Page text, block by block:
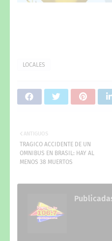
LOCALES
ANTIGUOS
TRAGICO ACCIDENTE DE UN
OMNIBUS EN BRASIL: HAY AL
MENOS 38 MUERTOS